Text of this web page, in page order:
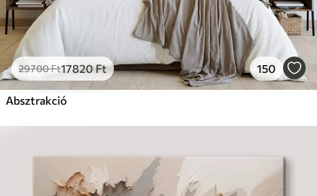
29700Ft17820Ft 150
Absztrakció